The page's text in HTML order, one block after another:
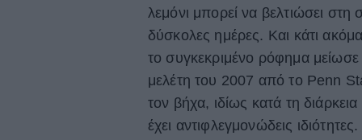
λεμόνι μπορεί να βελτιώσει στη
δύσκολες ημέρες. Και κάτι
το συγκεκριμένο ρόφημα
μελέτη του 2007 από το Penn
τον βήχα, ιδίως κατά τη
έχει αντιφλεγμονώδεις ιδιότητες.